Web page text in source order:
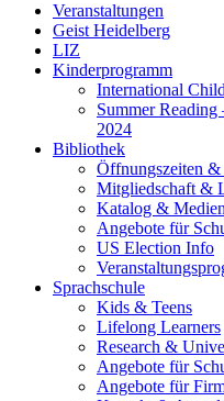
Veranstaltungen
Geist Heidelberg
LIZ
Kinderprogramm
International
Summer
2024
Bibliothek
Öffnungszeiten
Mitgliedschaft &
Katalog & Medien
Angebote für
US Election Info
Sprachschule
Kids & Teens
Lifelong Learners
Research &
Angebote für
Angebote für